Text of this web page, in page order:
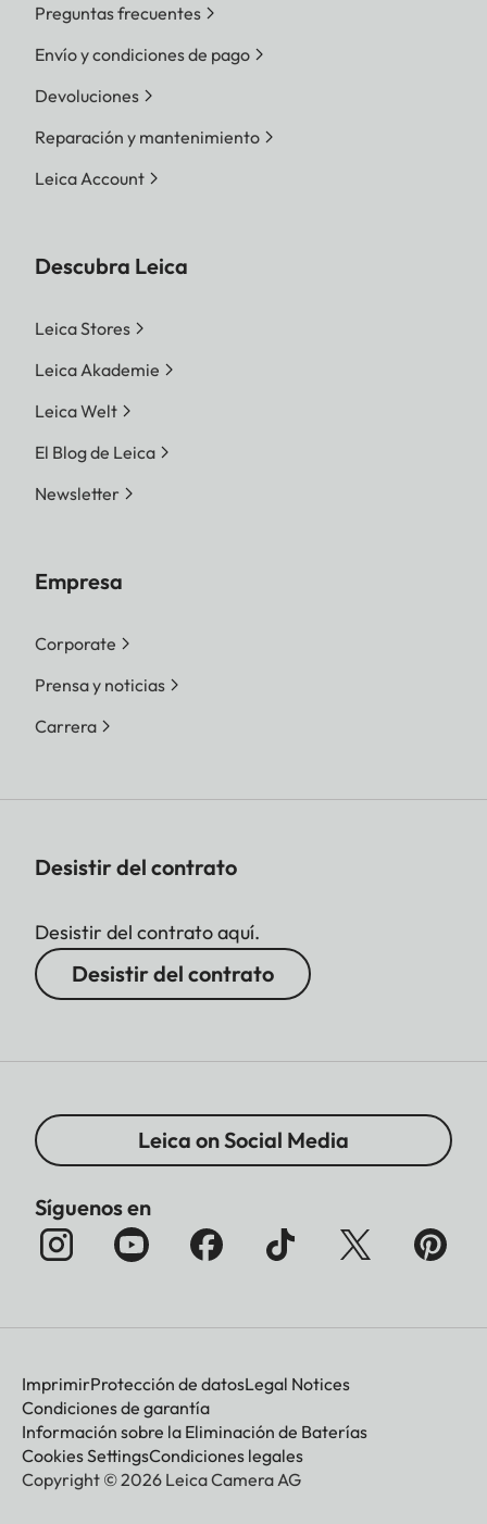
Preguntas frecuentes
Envío y condiciones de pago
Devoluciones
Reparación y mantenimiento
Leica Account
Descubra Leica
Leica Stores
Leica Akademie
Leica Welt
El Blog de Leica
Newsletter
Empresa
Corporate
Prensa y noticias
Carrera
Desistir del contrato
Desistir del contrato aquí.
Desistir del contrato
Leica on Social Media
Síguenos en
ImprimirProtección de datosLegal Notices
Condiciones de garantía
Información sobre la Eliminación de Baterías
Cookies SettingsCondiciones legales
Copyright © 2026 Leica Camera AG